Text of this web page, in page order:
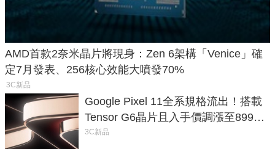
AMD首款2奈米晶片將現身：Zen 6架構「Venice」確
定7月發表、256核心效能大噴發70%
3C新品
Google Pixel 11全系規格流出！搭載
Tensor G6晶片且入手價調漲至899美
元
3C新品